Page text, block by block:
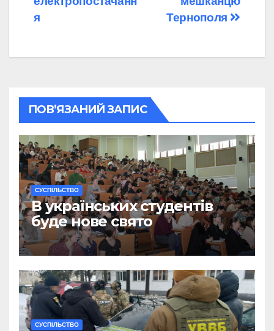
Тернополя
я
ПОВ’ЯЗАНИЙ ЗАПИС
CУСПІЛЬСТВО
В українських студентів
буде нове свято
CУСПІЛЬСТВО